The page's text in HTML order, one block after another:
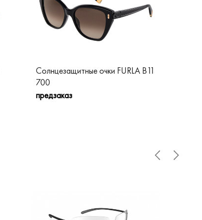
Солнцезащитные очки FURLA B11
700
предзаказ